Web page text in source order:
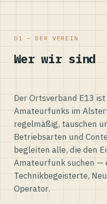
01 — DER VEREIN
Wer wir sind
Der Ortsverband E13
Amateurfunks im
regelmäßig, tauschen
Betriebsarten und
begleiten alle, die den
Amateurfunk suchen —
Technikbegeisterte,
Operator.